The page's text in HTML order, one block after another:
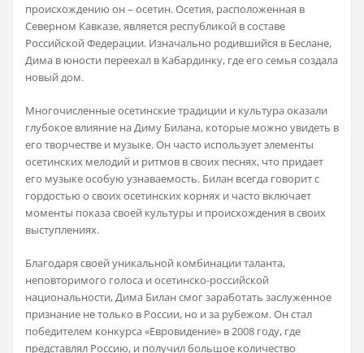
происхождению он – осетин. Осетия, расположенная в
Северном Кавказе, является республикой в составе
Российской Федерации. Изначально родившийся в Беслане,
Дима в юности переехал в Кабардинку, где его семья создала
новый дом.
Многочисленные осетинские традиции и культура оказали
глубокое влияние на Диму Билана, которые можно увидеть в
его творчестве и музыке. Он часто использует элементы
осетинских мелодий и ритмов в своих песнях, что придает
его музыке особую узнаваемость. Билан всегда говорит с
гордостью о своих осетинских корнях и часто включает
моменты показа своей культуры и происхождения в своих
выступлениях.
Благодаря своей уникальной комбинации таланта,
неповторимого голоса и осетинско-российской
национальности, Дима Билан смог заработать заслуженное
признание не только в России, но и за рубежом. Он стал
победителем конкурса «Евровидение» в 2008 году, где
представлял Россию, и получил большое количество